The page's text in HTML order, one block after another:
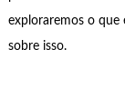
exploraremos o que
sobre isso.